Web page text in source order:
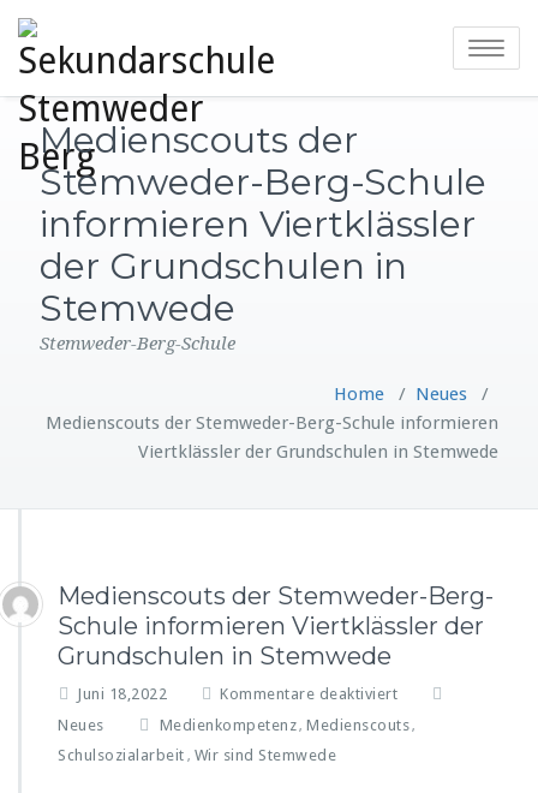
Toggle
Medienscouts der
Stemweder-Berg-Schule
informieren Viertklässler
der Grundschulen in
Stemwede
Stemweder-Berg-Schule
Home / Neues /
Medienscouts der Stemweder-Berg-Schule informieren
Viertklässler der Grundschulen in Stemwede
Medienscouts der Stemweder-Berg-
Schule informieren Viertklässler der
Grundschulen in Stemwede
Juni 18,2022 Kommentare deaktiviert
ü
Neues Medienkompetenz, Medienscouts,
Schulsozialarbeit , Wir sind Stemwede